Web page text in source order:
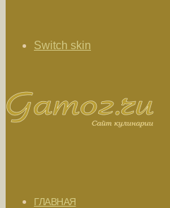
Switch skin
ГЛАВНАЯ